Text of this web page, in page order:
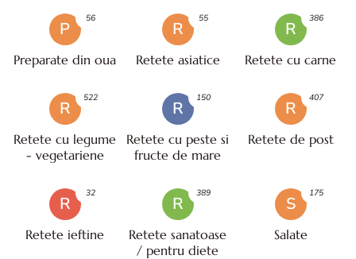
P
Preparate din oua
56
R
Retete asiatice
55
R
Retete cu carne
386
R
Retete cu legume
- vegetariene
522
R
Retete cu peste si
fructe de mare
150
R
Retete de post
407
R
Retete ieftine
32
R
Retete sanatoase
/ pentru diete
389
S
Salate
175